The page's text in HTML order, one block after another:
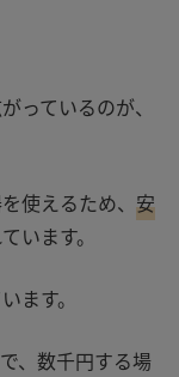
っているのが、
使えるため、 安
います。
ます。
、数千円する場